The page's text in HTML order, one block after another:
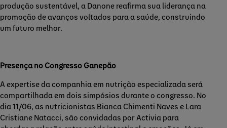
produção sustentável, a Danone reafirma sua liderança na
promoção de avanços voltados para a saúde, construindo
um futuro melhor.
Presença no Congresso Ganepão
A expertise da companhia em nutrição especializada será
compartilhada em dois simpósios durante o congresso. No
dia 11/06, as nutricionistas Bianca Chimenti Naves e Lara
Cristiane Natacci, são convidadas por Activia para